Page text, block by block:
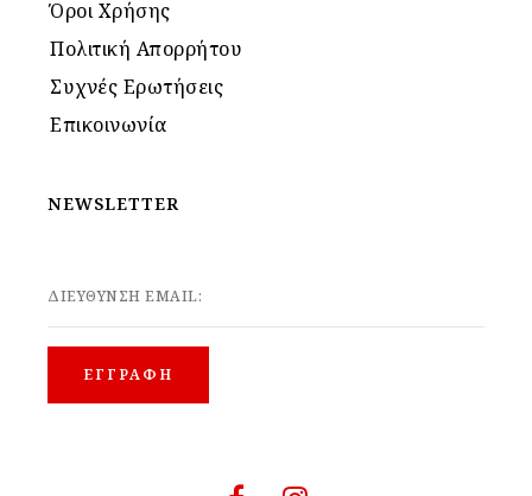
Όροι Χρήσης
Πολιτική Απορρήτου
Συχνές Ερωτήσεις
Επικοινωνία
NEWSLETTER
ΔΙΕΥΘΥΝΣΗ EMAIL: